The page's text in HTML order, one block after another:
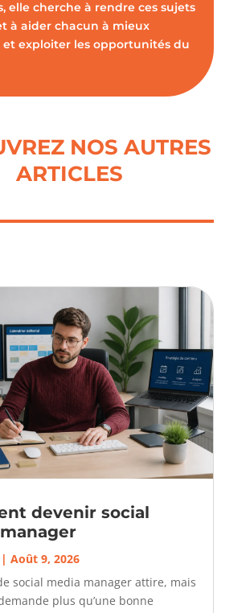
elle cherche à rendre ces sujets
à aider chacun à mieux
exploiter les opportunités du
NOS AUTRES
ARTICLES
devenir social
Août 9, 2026
social media manager attire, mais
plus qu’une bonne